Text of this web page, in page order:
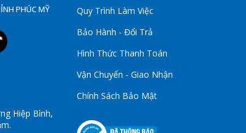
PHÚC MỸ
Hiệp Bình,
Quy Trình Làm Việc
Bảo Hành - Đổi Trả
Hình Thức Thanh Toán
Vận Chuyển - Giao Nhận
Chính Sách Bảo Mật